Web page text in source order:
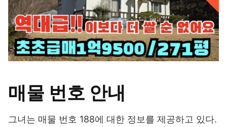
매물 번호 안내
그녀는 매물 번호 188에 대한 정보를 제공하고 있다.